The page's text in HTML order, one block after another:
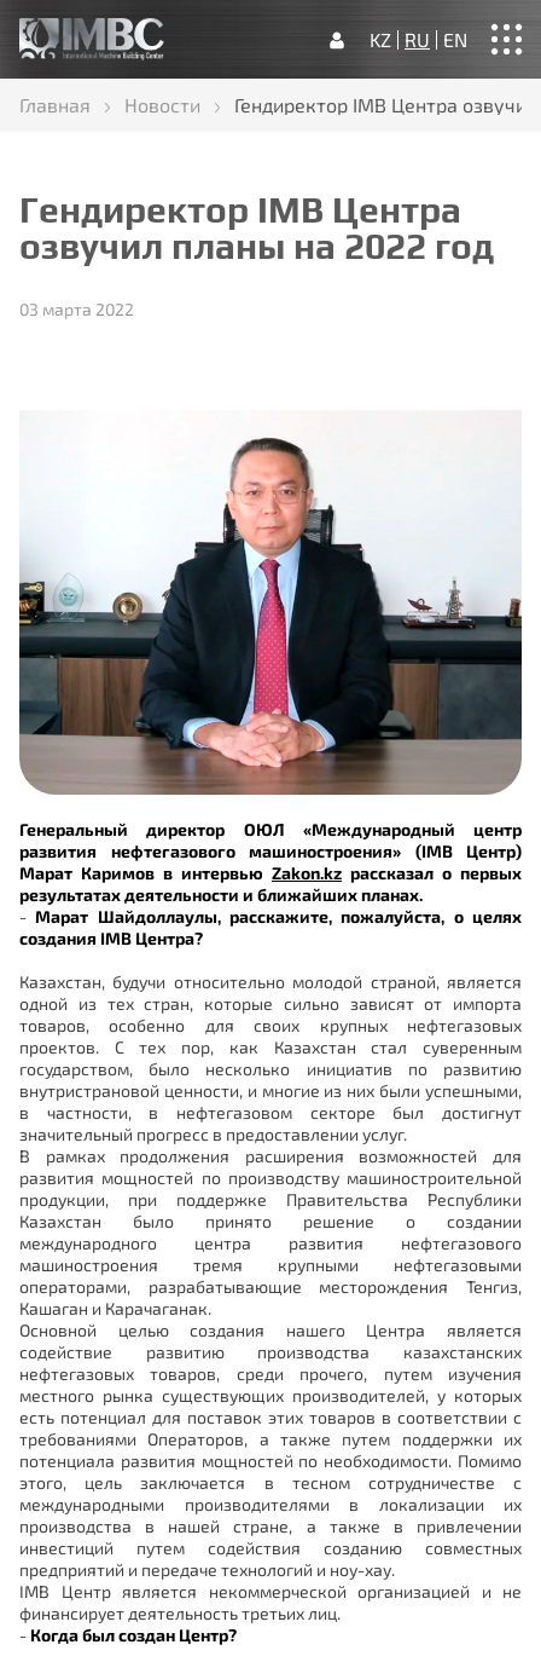
Главная
KZ RU EN
Главная Новости Гендиректор IMB Центра
Гендиректор IMB Центра
озвучил планы на 2022 год
03 марта 2022
Генеральный директор ОЮЛ «Международный центр
развития нефтегазового машиностроения» (IMB Центр)
Марат Каримов в интервью Zakon.kz рассказал о первых
результатах деятельности и ближайших планах.
-Марат Шайдоллаулы, расскажите, пожалуйста, о целях
создания IMB Центра?
Казахстан, будучи относительно молодой страной, является
одной из тех стран, которые сильно зависят от импорта
товаров, особенно для своих крупных нефтегазовых
проектов. С тех пор, как Казахстан стал суверенным
государством, было несколько инициатив по развитию
внутристрановой ценности, и многие из них были успешными,
в частности, в нефтегазовом секторе был достигнут
значительный прогресс в предоставлении услуг.
В рамках продолжения расширения возможностей для
развития мощностей по производству машиностроительной
продукции, при поддержке Правительства Республики
Казахстан было принято решение о создании
международного центра развития нефтегазового
машиностроения тремя крупными нефтегазовыми
операторами, разрабатывающие месторождения Тенгиз,
Кашаган и Карачаганак.
Основной целью создания нашего Центра является
содействие развитию производства казахстанских
нефтегазовых товаров, среди прочего, путем изучения
местного рынка существующих производителей, у которых
есть потенциал для поставок этих товаров в соответствии с
требованиями Операторов, а также путем поддержки их
потенциала развития мощностей по необходимости. Помимо
этого, цель заключается в тесном сотрудничестве с
международными производителями в локализации их
производства в нашей стране, а также в привлечении
инвестиций путем содействия созданию совместных
предприятий и передаче технологий и ноу-хау.
IMB Центр является некоммерческой организацией и не
финансирует деятельность третьих лиц.
- Когда был создан Центр?